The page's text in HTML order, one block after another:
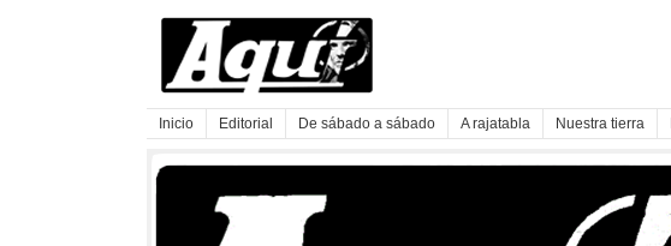
Inicio Editorial De sábado a sábado A rajatabla Nuestra tierra